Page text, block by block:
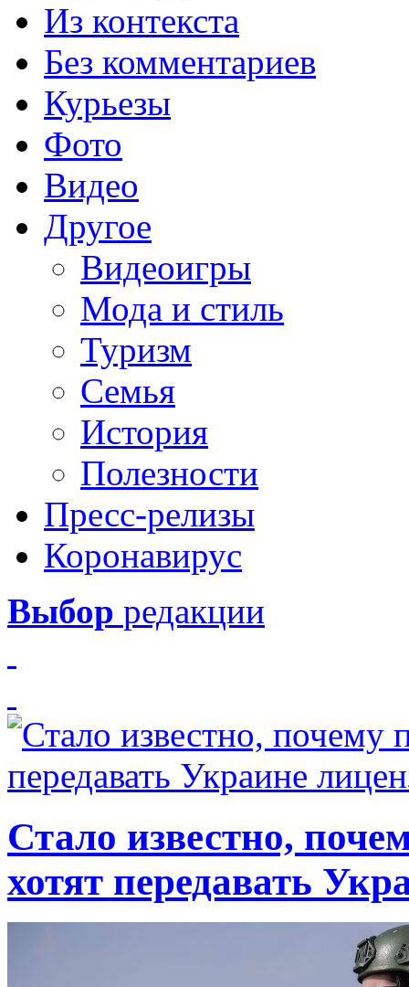
Из контекста
Без комментариев
Курьезы
Фото
Видео
Другое
Видеоигры
Мода и стиль
Туризм
Семья
История
Полезности
Пресс-релизы
Коронавирус
Выбор редакции
Стало известно,
хотят передавать